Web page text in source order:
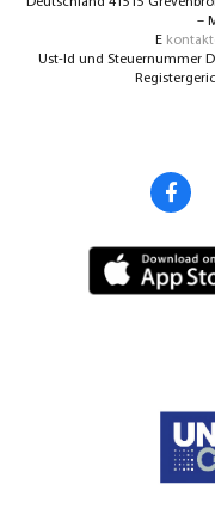
–
E
Ust-Id und Steuernummer